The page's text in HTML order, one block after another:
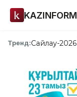
KAZINFORM
Тренд:Сайлау-2026